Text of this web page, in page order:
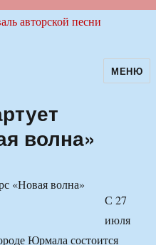
авторскойМЕНЮ
волна»
С 27
июля
Юрмала состоится